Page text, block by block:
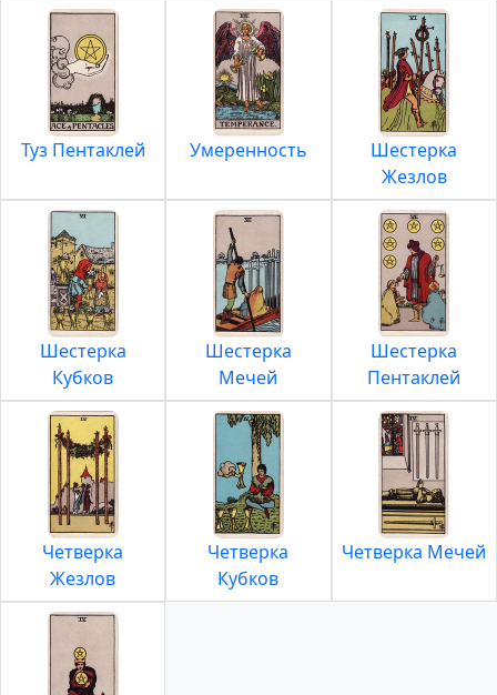
Туз Пентаклей Умеренность
Шестерка
Жезлов
Шестерка
Кубков
Шестерка
Мечей
Шестерка
Пентаклей
Четверка
Жезлов
Четверка
Кубков
Четверка Мечей